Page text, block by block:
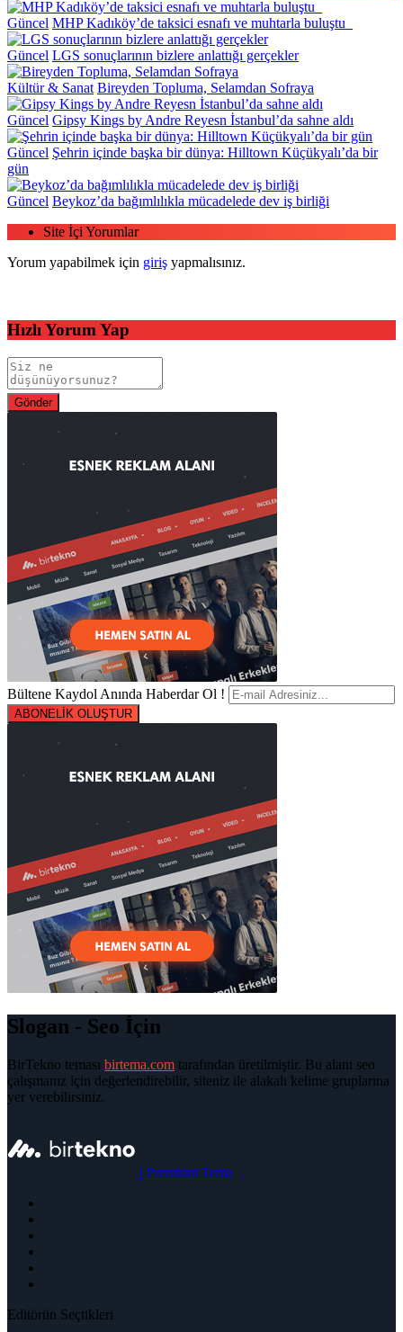
Güncel MHP Kadıköy’de taksici esnafı ve muhtarla buluştu
Güncel LGS sonuçlarının bizlere anlattığı gerçekler
Kültür & Sanat Bireyden Topluma, Selamdan Sofraya
Güncel Gipsy Kings by Andre Reyesn İstanbul’da sahne aldı
Güncel Şehrin içinde başka bir dünya: Hilltown Küçükyalı’da bir
gün
Güncel Beykoz’da bağımlılıkla mücadelede dev iş birliği
Site İçi Yorumlar
Yorum yapabilmek için giriş yapmalısınız.
Hızlı Yorum Yap
Bültene Kaydol Anında Haberdar Ol !
ABONELİK OLUŞTUR
Slogan - Seo İçin
BirTekno teması birtema.com tarafından üretilmiştir. Bu alanı seo
çalışmanız için değerlendirebilir, siteniz ile alakalı kelime gruplarına
yer verebilirsiniz.
| Premium Tema
Editörün Seçtikleri